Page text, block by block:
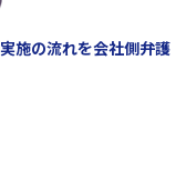
施の流れを会社側弁護